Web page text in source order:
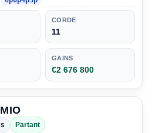
CORDE
11
GAINS
€2 676 800
Partant